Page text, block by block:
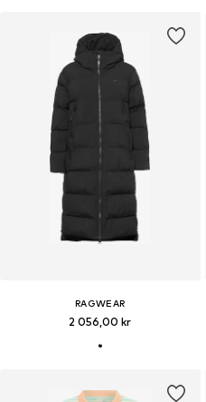
RAGWEAR
2 056,00 kr